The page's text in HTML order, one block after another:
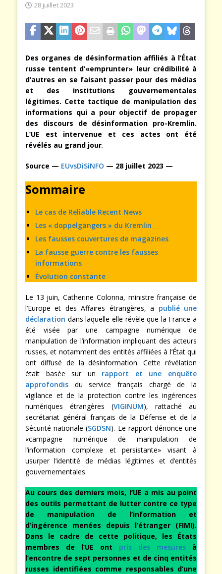
28 juillet 2023
Des organes de désinformation affiliés à l’État
russe tentent d’«emprunter» leur crédibilité à
d’autres en se faisant passer pour des médias
et des institutions gouvernementales
légitimes. Cette tactique de manipulation des
informations qui a pour objectif de propager
des discours de désinformation pro-Kremlin.
L’UE est intervenue et ces actes ont été
révélés au grand jour.
Source — EUvsDiSiNFO — 28 juillet 2023 —
Sommaire
Le cas de Reliable Recent News
Les « doppelgängers » du Kremlin
Les fausses couvertures de magazines
La fausse guerre contre les fausses
informations
Évolution constante
Le 13 juin, Catherine Colonna, ministre française de
l’Europe et des Affaires étrangères, a publié une
déclaration dans laquelle elle révèle que la France a
été visée par une campagne numérique de
manipulation de l’information impliquant des acteurs
russes, et notamment des entités affiliées à l’État qui
ont diffusé de la désinformation. Cette révélation
était basée sur un rapport et une enquête
approfondis du service français chargé de la
vigilance et de la protection contre les ingérences
numériques étrangères (VIGINUM), rattaché au
secrétariat général français de la Défense et de la
Sécurité nationale (SGDSN). Le rapport dénonce une
«campagne numérique de manipulation de
l’information complexe et persistante» visant à
usurper l’identité de médias légitimes et d’entités
gouvernementales.
Au cours des derniers mois, l’UE a mis au point
des outils permettant de lutter contre ce type
de manipulation de l’information et
d’ingérence menées depuis l’étranger (FIMI).
Dans le cadre de cette politique, les États
membres de l’UE ont pris des mesures à
l’encontre de sept personnes et de cinq entités
russes identifiées comme responsables d’une